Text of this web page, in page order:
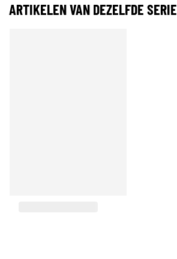
ARTIKELEN VAN DEZELFDE SERIE